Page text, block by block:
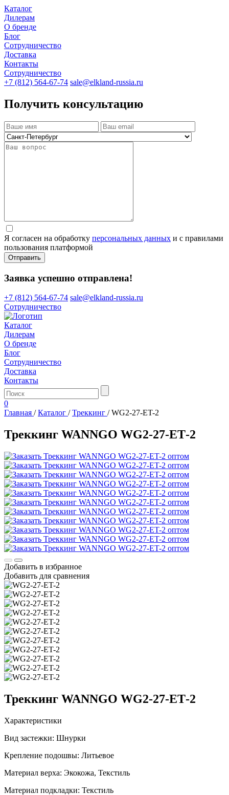
Каталог
Дилерам
О бренде
Блог
Сотрудничество
Доставка
Контакты
Сотрудничество
+7 (812) 564-67-74 sale@elkland-russia.ru
Получить консультацию
Я согласен на обработку персональных данных и с правилами
пользования платформой
Отправить
Заявка успешно отправлена!
+7 (812) 564-67-74 sale@elkland-russia.ru
Сотрудничество
Каталог
Дилерам
О бренде
Блог
Сотрудничество
Доставка
Контакты
0
Главная / Каталог / Треккинг / WG2-27-ET-2
Треккинг WANNGO WG2‑27‑ET‑2
Добавить в избранное
Добавить для сравнения
Треккинг WANNGO WG2‑27‑ET‑2
Характеристики
Вид застежки: Шнурки
Крепление подошвы: Литьевое
Материал верха: Экокожа, Текстиль
Материал подкладки: Текстиль